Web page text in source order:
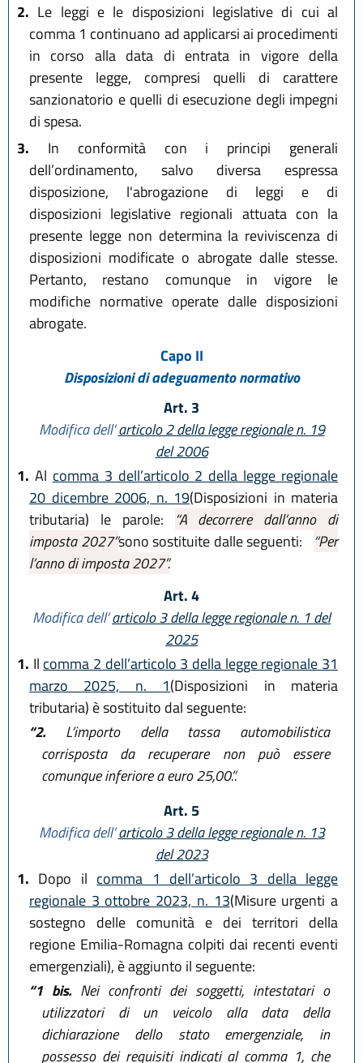
2. Le leggi e le disposizioni legislative di cui al
comma 1 continuano ad applicarsi ai procedimenti
in corso alla data di entrata in vigore della
presente legge, compresi quelli di carattere
sanzionatorio e quelli di esecuzione degli impegni
di spesa.
3. In conformità con i principi generali
dell’ordinamento, salvo diversa espressa
disposizione, l'abrogazione di leggi e di
disposizioni legislative regionali attuata con la
presente legge non determina la reviviscenza di
disposizioni modificate o abrogate dalle stesse.
Pertanto, restano comunque in vigore le
modifiche normative operate dalle disposizioni
abrogate.
Capo II
Disposizioni di adeguamento normativo
Art. 3
Modifica dell’articolo 2 della legge regionale n. 19
del 2006
1. Al comma 3 dell’articolo 2 della legge regionale
20 dicembre 2006, n. 19(Disposizioni in materia
tributaria) le parole: “A decorrere dall’anno di
imposta 2027”sono sostituite dalle seguenti: “Per
l’anno di imposta 2027”.
Art. 4
Modifica dell’articolo 3 della legge regionale n. 1 del
2025
1. Il comma 2 dell’articolo 3 della legge regionale 31
marzo 2025, n. 1(Disposizioni in materia
tributaria) è sostituito dal seguente:
“2.L’importo della tassa automobilistica
corrisposta da recuperare non può essere
comunque inferiore a euro 25,00.”.
Art. 5
Modifica dell’articolo 3 della legge regionale n. 13
del 2023
1. Dopo il comma 1 dell’articolo 3 della legge
regionale 3 ottobre 2023, n. 13(Misure urgenti a
sostegno delle comunità e dei territori della
regione Emilia-Romagna colpiti dai recenti eventi
emergenziali), è aggiunto il seguente:
“1 bis.Nei confronti dei soggetti, intestatari o
utilizzatori di un veicolo alla data della
dichiarazione dello stato emergenziale, in
possesso dei requisiti indicati al comma 1, che